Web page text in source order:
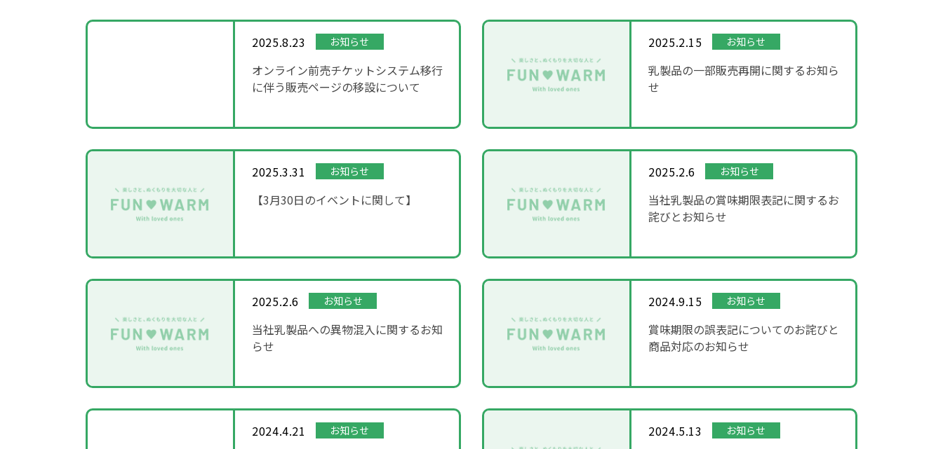
2025.8.23 お知らせ
オンライン前売チケットシステム移行
に伴う販売ページの移設について
2025.2.15 お知らせ
乳製品の一部販売再開に関するお知ら
せ
2025.3.31 お知らせ
【3月30日のイベントに関して】
2025.2.6 お知らせ
当社乳製品の賞味期限表記に関するお
詫びとお知らせ
2025.2.6 お知らせ
当社乳製品への異物混入に関するお知
らせ
2024.9.15 お知らせ
賞味期限の誤表記についてのお詫びと
商品対応のお知らせ
2024.4.21 お知らせ 2024.5.13 お知らせ